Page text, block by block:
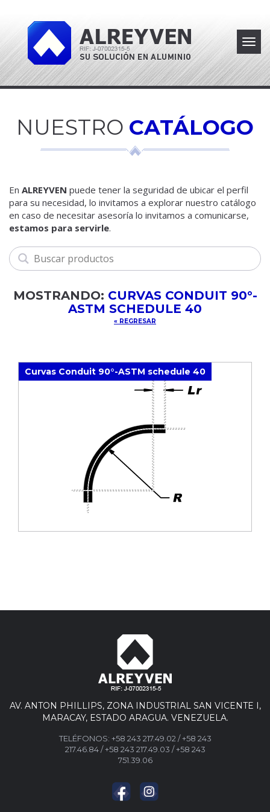
NUESTRO CATÁLOGO
En ALREYVEN puede tener la seguridad de ubicar el perfil
para su necesidad, lo invitamos a explorar nuestro catálogo
en caso de necesitar asesoría lo invitamos a comunicarse,
estamos para servirle.
MOSTRANDO: CURVAS CONDUIT 90°-
ASTM SCHEDULE 40
« REGRESAR
Curvas Conduit 90°-ASTM schedule 40
AV. ANTON PHILLIPS, ZONA INDUSTRIAL SAN VICENTE I,
MARACAY, ESTADO ARAGUA. VENEZUELA.
TELÉFONOS: +58 243 217.49.02 /+58 243
217.46.84/+58 243 217.49.03 /+58 243
751.39.06